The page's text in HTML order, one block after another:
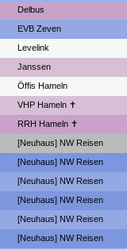
Delbus
EVB Zeven
Levelink
Janssen
Öffis Hameln
VHP Hameln ✝
RRH Hameln ✝
[Neuhaus] NW Reisen
[Neuhaus] NW Reisen
[Neuhaus] NW Reisen
[Neuhaus] NW Reisen
[Neuhaus] NW Reisen
[Neuhaus] NW Reisen